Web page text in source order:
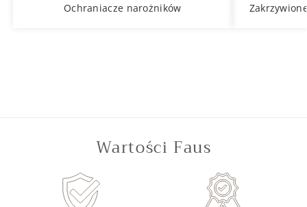
Ochraniacze narożników
Wartości Faus